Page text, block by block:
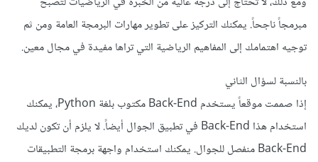
مبرمجاً ناجحاً. يمكنك التركيز على تطوير مهارات البرمجة العامة ومن ثم
توجيه اهتمامك إلى المفاهيم الرياضية التي تراها مفيدة في مجال معين.
بالنسبة لسؤال الثاني
إذا صممت موقعاً يستخدم Back-End مكتوب بلغة Python، يمكنك
استخدام هذا Back-End في تطبيق الجوال أيضاً. لا يلزم أن تكون لديك
Back-End منفصل للجوال. يمكنك استخدام واجهة برمجة التطبيقات